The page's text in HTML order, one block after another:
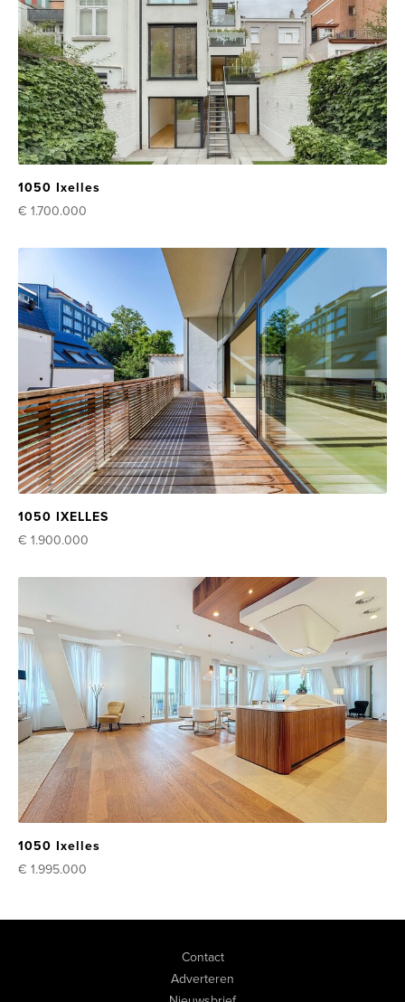
1050 Ixelles
€ 1.700.000
1050 IXELLES
€ 1.900.000
1050 Ixelles
€ 1.995.000
Contact
Adverteren